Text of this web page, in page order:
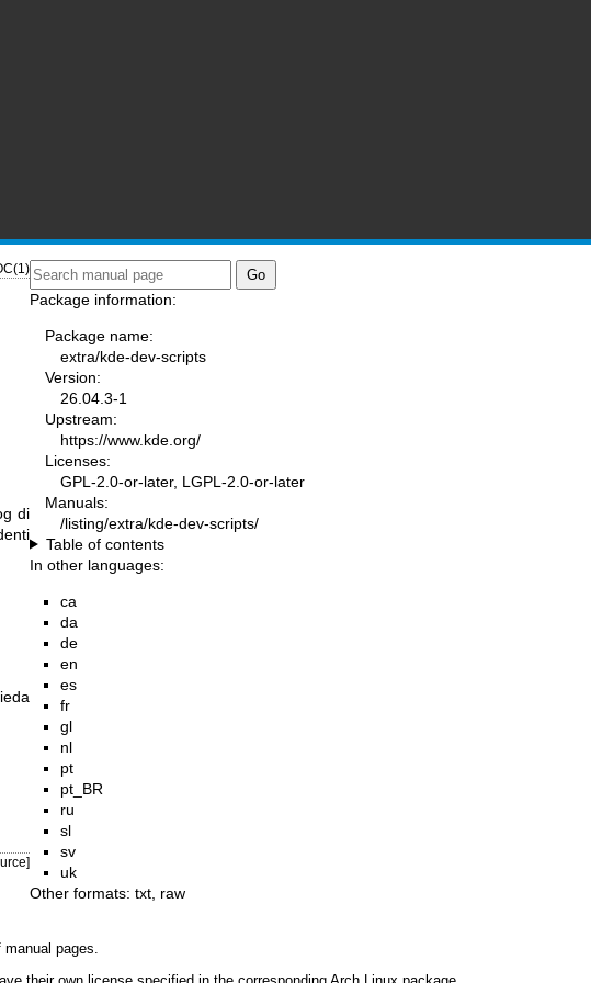
di
Package information:
Package name:
extra/kde-dev-scripts
Version:
26.04.3-1
Upstream:
https://www.kde.org/
Licenses:
GPL-2.0-or-later, LGPL-2.0-or-later
Manuals:
/listing/extra/kde-dev-scripts/
Table of contents
In other languages:
ca
da
de
en
es
fr
gl
nl
pt
pt_BR
ru
sl
sv
uk
Other formats: txt raw
pages.